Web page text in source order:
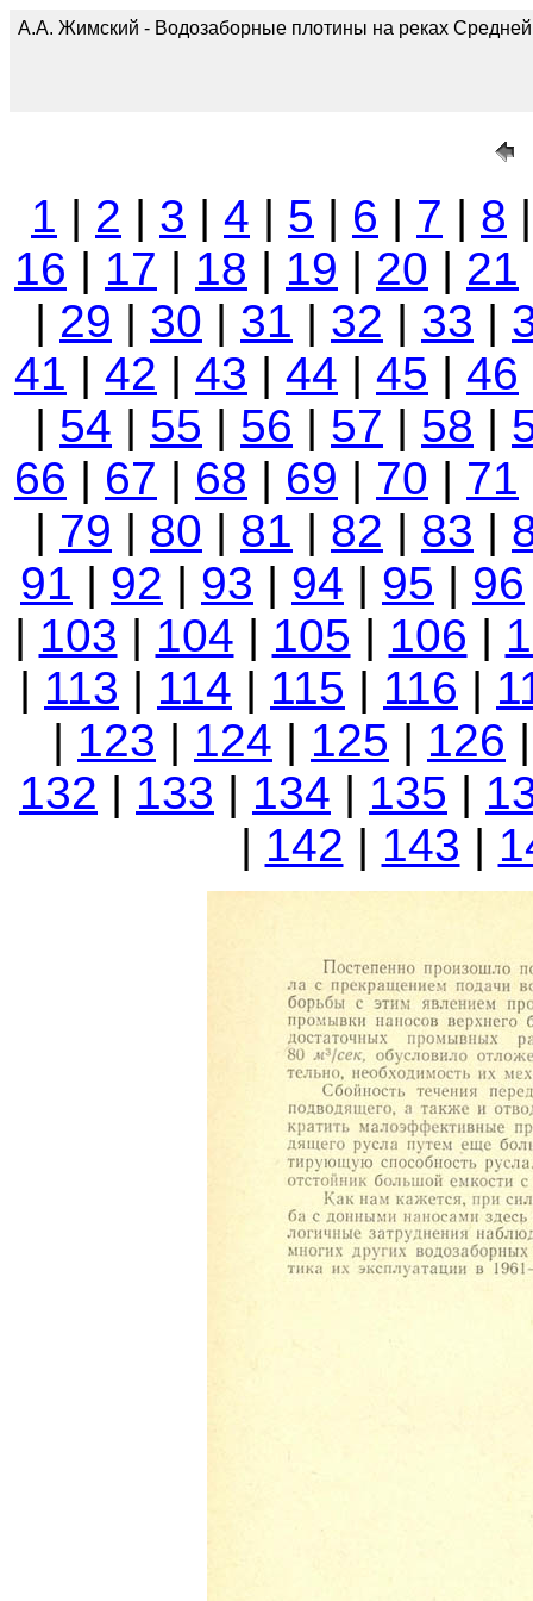
А.А. Жимский - Водозаборные плотины на реках
1 | 2 | 3 | 4 | 5 | 6 | 7 | 8
16 | 17 | 18 | 19 | 20 | 21
| 29 | 30 | 31 | 32 | 33 |
41 | 42 | 43 | 44 | 45 | 46
| 54 | 55 | 56 | 57 | 58 |
66 | 67 | 68 | 69 | 70 | 71
| 79 | 80 | 81 | 82 | 83 |
91 | 92 | 93 | 94 | 95 | 96
| 103 | 104 | 105 | 106 |
| 113 | 114 | 115 | 116 |
| 123 | 124 | 125 | 126
132 | 133 | 134 | 135 |
| 142 | 143 |